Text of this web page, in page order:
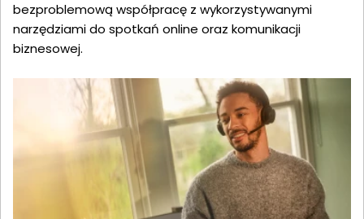
bezproblemową współpracę z wykorzystywanymi
narzędziami do spotkań online oraz komunikacji
biznesowej.